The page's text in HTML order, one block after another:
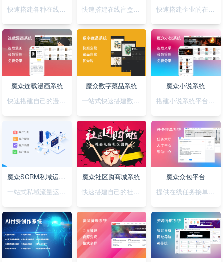
快速搭建各种在线考试系统
快速搭建在线盲盒系统
快速搭建企业的在线影视系统
魔众连载漫画系统
快速搭建自己的漫画连载系统
魔众数字藏品系统
一站式快速搭建数字藏品平台
魔众小说系统
搭建小说系统平台，正版小说渠道合作
魔众SCRM私域运营系统
一站式私域流量运营平台
魔众社区购商城系统
快速搭建自己的社区购物网站
魔众众包平台
提供在线任务接单平台系统